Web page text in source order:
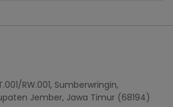
RW.001, Sumberwringin,
Jember, Jawa Timur (68194)